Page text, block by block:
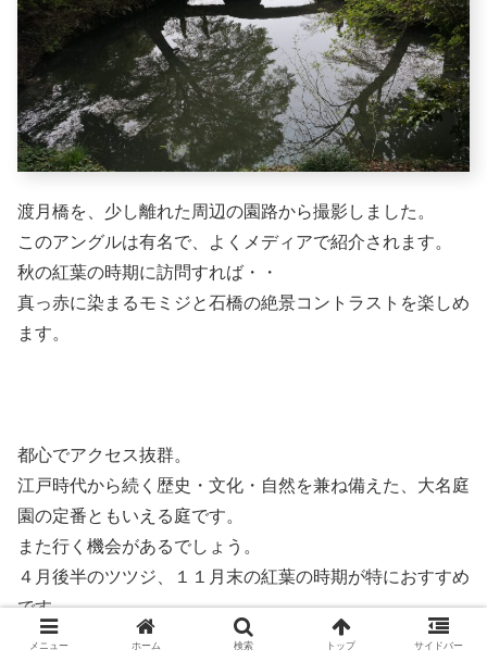
渡月橋を、少し離れた周辺の園路から撮影しました。
このアングルは有名で、よくメディアで紹介されます。
秋の紅葉の時期に訪問すれば・・
真っ赤に染まるモミジと石橋の絶景コントラストを楽しめ
ます。
都心でアクセス抜群。
江戸時代から続く歴史・文化・自然を兼ね備えた、大名庭
園の定番ともいえる庭です。
また行く機会があるでしょう。
４月後半のツツジ、１１月末の紅葉の時期が特におすすめ
です。
メニュー ホーム 検索 トップ サイドバー